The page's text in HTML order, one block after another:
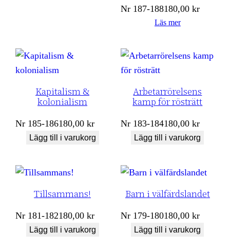
Nr 187-188180,00kr
Läs mer
Kapitalism &
kolonialism
Nr 185-186180,00kr
Lägg till i varukorg
Arbetarrörelsens
kamp för rösträtt
Nr 183-184180,00kr
Lägg till i varukorg
Tillsammans!
Nr 181-182180,00kr
Lägg till i varukorg
Barn i välfärdslandet
Nr 179-180180,00kr
Lägg till i varukorg